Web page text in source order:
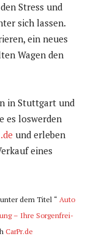
Stress und
sich lassen.
ein neues
Wagen den
in Stuttgart und
es loswerden
und erleben
eines
dem Titel “ Auto
– Ihre Sorgenfrei-
CarPr.de